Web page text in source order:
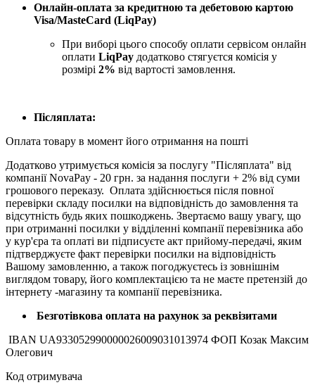
Онлайн-оплата за кредитною та дебетовою картою
Visa/MasteCard (LiqPay)
При виборі цього способу оплати сервісом онлайн
оплати LiqPay додатково стягуєтся комісія у
розмірі 2% від вартості замовлення.
Післяплата:
Оплата товару в момент його отримання на пошті
Додатково утримується комісія за послугу "Післяплата" від
компанії NovaPay - 20 грн. за надання послуги + 2% від суми
грошового переказу. Оплата здійснюється після повної
перевірки складу посилки на відповідність до замовлення та
відсутність будь яких пошкоджень. Звертаємо вашу увагу, що
при отриманні посилки у відділенні компанії перевізника або
у кур'єра та оплаті ви підписуєте акт прийому-передачі, яким
підтверджуєте факт перевірки посилки на відповідність
Вашому замовленню, а також погоджуєтесь із зовнішнім
виглядом товару, його комплектацією та не маєте претензій до
інтернету -магазину та компанії перевізника.
Безготівкова оплата на рахунок за реквізитами
IBAN UA933052990000026009031013974 ФОП Козак Максим
Олегович
Код отримувача